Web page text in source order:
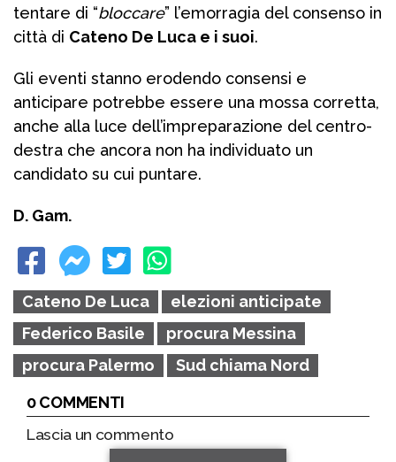
tentare di “bloccare” l’emorragia del consenso in
città di Cateno De Luca e i suoi.
Gli eventi stanno erodendo consensi e
anticipare potrebbe essere una mossa corretta,
anche alla luce dell’impreparazione del centro-
destra che ancora non ha individuato un
candidato su cui puntare.
D. Gam.
Cateno De Luca
elezioni anticipate
Federico Basile
procura Messina
procura Palermo
Sud chiama Nord
0 COMMENTI
Lascia un commento